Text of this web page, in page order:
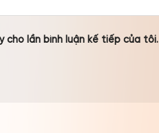
lần bình luận kế tiếp của tôi.